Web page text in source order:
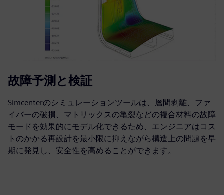
故障予測と検証
Simcenterのシミュレーションツールは、層間剥離、ファ
イバーの破損、マトリックスの亀裂などの複合材料の故障
モードを効果的にモデル化できるため、エンジニアはコス
トのかかる再設計を最小限に抑えながら構造上の問題を早
期に発見し、安全性を高めることができます。